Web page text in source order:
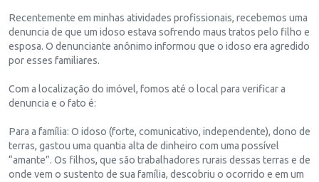
Recentemente em minhas atividades profissionais, recebemos uma
denuncia de que um idoso estava sofrendo maus tratos pelo filho e
esposa. O denunciante anônimo informou que o idoso era agredido
por esses familiares.
Com a localização do imóvel, fomos até o local para verificar a
denuncia e o fato é:
Para a família: O idoso (forte, comunicativo, independente), dono de
terras, gastou uma quantia alta de dinheiro com uma possível
“amante”. Os filhos, que são trabalhadores rurais dessas terras e de
onde vem o sustento de sua família, descobriu o ocorrido e em um